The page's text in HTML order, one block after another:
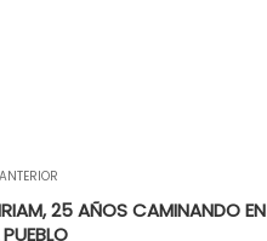
25 AÑOS CAMINANDO EN